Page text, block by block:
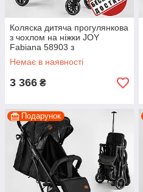
Коляска дитяча прогулянкова
з чохлом на ніжки JOY
Fabiana 58903 з
підсклянником, колір синій
джинс
Немає в наявності
3 366 ₴
Подарунок